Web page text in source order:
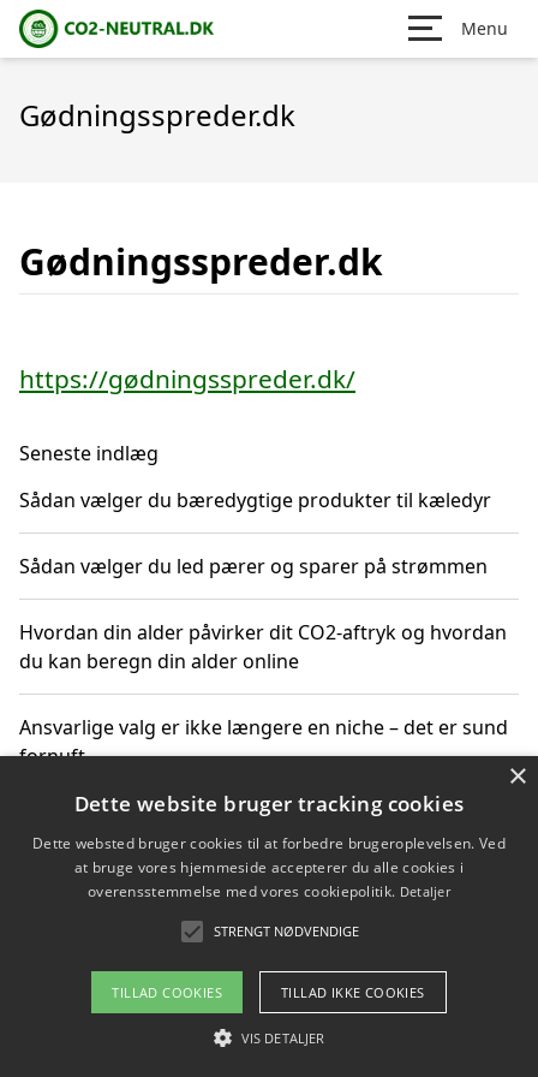
Menu
Gødningsspreder.dk
Gødningsspreder.dk
https://gødningsspreder.dk/
Seneste indlæg
Sådan vælger du bæredygtige produkter til kæledyr
Sådan vælger du led pærer og sparer på strømmen
Hvordan din alder påvirker dit CO2-aftryk og hvordan
du kan beregn din alder online
Ansvarlige valg er ikke længere en niche – det er sund
fornuft
Sådan kan du handle bæredygtigt og bestil med
faktura
Om / kontakt
Blog Betingelser
×
Dette website bruger tracking cookies
Dette websted bruger cookies til at forbedre brugeroplevelsen. Ved
at bruge vores hjemmeside accepterer du alle cookies i
overensstemmelse med vores cookiepolitik. Detaljer
STRENGT NØDVENDIGE
TILLAD COOKIES TILLAD IKKE COOKIES
VIS DETALJER